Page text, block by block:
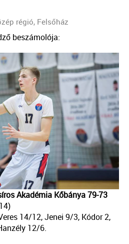
régió, Felsőház
beszámolója:
Akadémia Kőbánya 79-73
14/12, Jenei 9/3, Kódor 2,
12/6.